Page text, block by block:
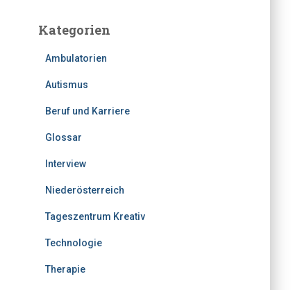
Kategorien
Ambulatorien
Autismus
Beruf und Karriere
Glossar
Interview
Niederösterreich
Tageszentrum Kreativ
Technologie
Therapie